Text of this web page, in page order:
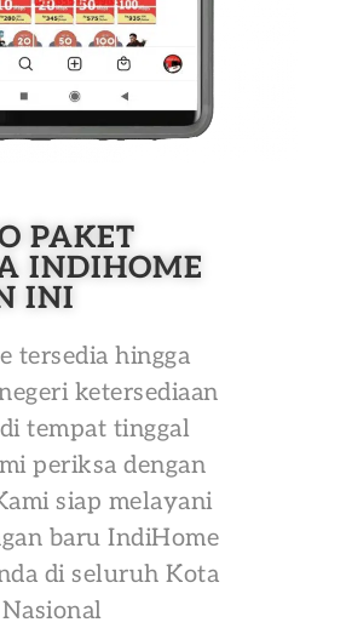
PAKET
INDIHOME
INI
tersedia hingga
ketersediaan
tempat tinggal
periksa dengan
siap melayani
baru IndiHome
di seluruh Kota